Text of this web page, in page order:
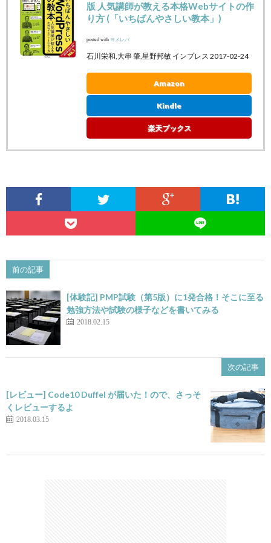
版 人気講師が教える本格Webサイトの作
り方 (「いちばんやさしい教本」)
posted with ヨメレバ
石川栄和,大串 肇,星野邦敏 インプレス 2017-02-24
Amazon
Kindle
楽天ブックス
前の記事
[体験記] PMP試験（第5版）に1発合格！そこに至る
勉強方法や試験の様子などを書いてみる
2018.02.15
次の記事
[レビュー] Code10 Duffel が届いた！ので、さっそ
くレビューするよ
2018.03.15